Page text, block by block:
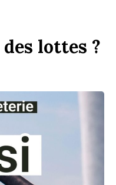
des lottes ?